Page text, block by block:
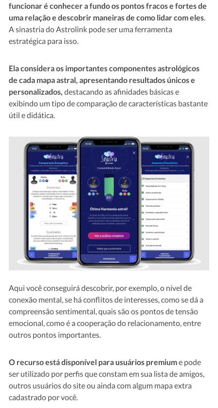
funcionar é conhecer a fundo os pontos fracos e fortes de
uma relação e descobrir maneiras de como lidar com eles
A sinastria do Astrolink pode ser uma ferramenta
estratégica para isso.
Ela considera os importantes componentes astrológicos
de cada mapa astral, apresentando resultados únicos e
personalizados, destacando as afinidades básicas e
exibindo um tipo de comparação de características bastante
útil e didática.
Aqui você conseguirá descobrir, por exemplo, o nível de
conexão mental, se há conflitos de interesses, como se dá a
compreensão sentimental, quais são os pontos de tensão
emocional, como é a cooperação do relacionamento, entre
outros pontos importantes.
O recurso está disponível para usuários premiume pode
ser utilizado por perfis que constam em sua lista de amigos,
outros usuários do site ou ainda com algum mapa extra
cadastrado por você.